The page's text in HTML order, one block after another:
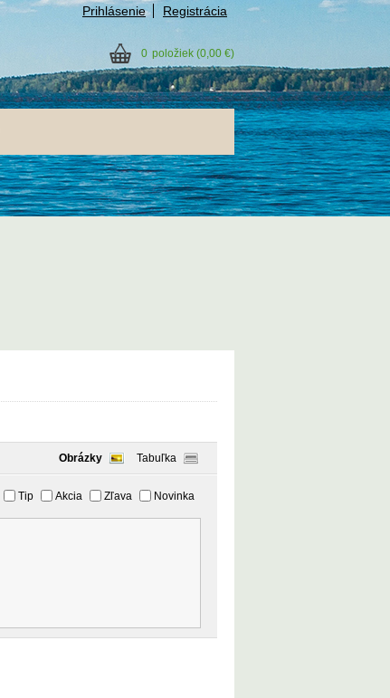
Prihlásenie Registrácia
0 položiek (0,00 €)
Obrázky Tabuľka
Tip Akcia Zľava Novinka